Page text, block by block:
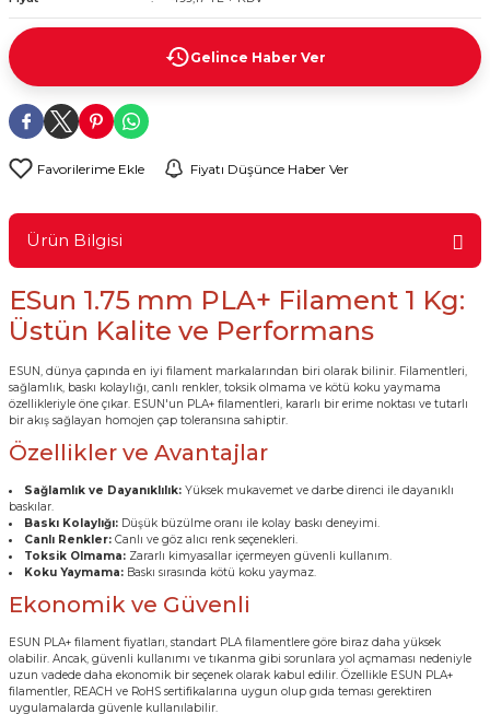
ve Modüller
Gelince Haber Ver
Fiyatı Düşünce Haber Ver
Ürün Bilgisi
ESun 1.75 mm PLA+ Filament 1 Kg:
Üstün Kalite ve Performans
ESUN, dünya çapında en iyi filament markalarından biri olarak bilinir. Filamentleri,
sağlamlık, baskı kolaylığı, canlı renkler, toksik olmama ve kötü koku yaymama
özellikleriyle öne çıkar. ESUN'un PLA+ filamentleri, kararlı bir erime noktası ve tutarlı
bir akış sağlayan homojen çap toleransına sahiptir.
Özellikler ve Avantajlar
Sağlamlık ve Dayanıklılık: Yüksek mukavemet ve darbe direnci ile dayanıklı
baskılar.
Baskı Kolaylığı: Düşük büzülme oranı ile kolay baskı deneyimi.
Canlı Renkler: Canlı ve göz alıcı renk seçenekleri.
Toksik Olmama: Zararlı kimyasallar içermeyen güvenli kullanım.
Koku Yaymama: Baskı sırasında kötü koku yaymaz.
Ekonomik ve Güvenli
ESUN PLA+ filament fiyatları, standart PLA filamentlere göre biraz daha yüksek
olabilir. Ancak, güvenli kullanımı ve tıkanma gibi sorunlara yol açmaması nedeniyle
uzun vadede daha ekonomik bir seçenek olarak kabul edilir. Özellikle ESUN PLA+
filamentler, REACH ve RoHS sertifikalarına uygun olup gıda teması gerektiren
uygulamalarda güvenle kullanılabilir.